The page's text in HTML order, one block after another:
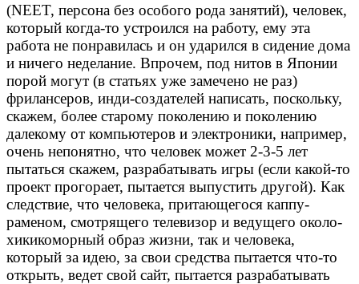
(NEET, персона без особого рода занятий), человек,
который когда-то устроился на работу, ему эта
работа не понравилась и он ударился в сидение дома
и ничего неделание. Впрочем, под нитов в Японии
порой могут (в статьях уже замечено не раз)
фрилансеров, инди-создателей написать, поскольку,
скажем, более старому поколению и поколению
далекому от компьютеров и электроники, например,
очень непонятно, что человек может 2-3-5 лет
пытаться скажем, разрабатывать игры (если какой-то
проект прогорает, пытается выпустить другой). Как
следствие, что человека, притающегося каппу-
раменом, смотрящего телевизор и ведущего около-
хикикоморный образ жизни, так и человека,
который за идею, за свои средства пытается что-то
открыть, ведет свой сайт, пытается разрабатывать